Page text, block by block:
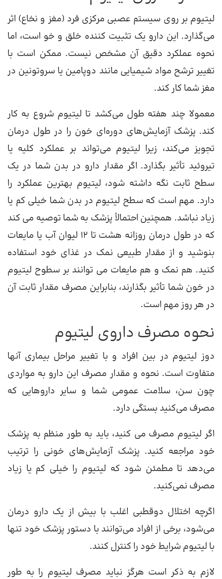
لیتیوم بر روی سیستم عصبی مرکزی فرد (مغز و نخاع) اثر
می‌گذارد. این دارو یک تثبیت کننده خلق و خو است، اما
نحوه عملکرد دقیق آن مشخص نیست. ممکن است با
تغییر ترشح مواد شیمیایی مانند دوپامین یا سروتونین در
مغز شما کار کند.
معمولا چند هفته طول می‌کشد تا لیتیوم شروع به کار
کند. پزشک آزمایش‌های دوره‌ای خون را در طول درمان
تجویز می‌کند، زیرا لیتیوم می‌تواند بر عملکرد کلیه یا
تیروئید تأثیر بگذارد. اگر مقدار دارو در بدن شما در یک
سطح ثابت نگه داشته شود، لیتیوم بهترین عملکرد را
دارد. مهم است که سطح لیتیوم در بدن شما خیلی کم یا
زیاد نباشد. همچنین احتمالاً پزشک به شما توصیه می کند
که در طول درمان روزانه هشت تا 12 لیوان آب یا مایعات
بنوشید و از مقدار طبیعی نمک در غذای خود استفاده
کنید. هم نمک و هم مایعات می توانند بر سطوح لیتیوم
در خون شما تأثیر بگذارند، بنابراین مصرف مقدار ثابت آن
در هر روز مهم است.
نحوه مصرف داروی لیتیوم
دوز لیتیوم در بین افراد و با تغییر مراحل بیماری آنها
متفاوت است. نحوه و مقدار مصرف این دارو به مواردی
چون سن، سلامت عمومی شما و سایر داروهایی که
مصرف می‌کنید بستگی دارد.
اگر لیتیوم مصرف می کنید، باید به طور منظم به پزشک
خود مراجعه کنید. پزشک آزمایش‌های خونی را ترتیب
می‌دهد تا مطمئن شود که لیتیوم را خیلی کم یا زیاد
مصرف نمی‌کنید.
اگرچه اختلال دوقطبی اغلب با بیش از یک دارو درمان
می‌شود، برخی از افراد می‌توانند با دستور پزشک خود تنها
با لیتیوم شرایط خود را کنترل کنند.
لازم به ذکر است هرگز نباید مصرف لیتیوم را به طور